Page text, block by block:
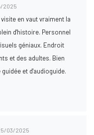
2025
en vaut vraiment la
d'histoire. Personnel
géniaux. Endroit
et des adultes. Bien
et d'audioguide.
03/2025